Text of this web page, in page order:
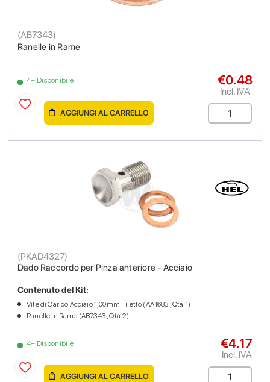
Ranelle in Rame
(AB7343)
4+ Disponibile €0.48
Incl. IVA
AGGIUNGI AL CARRELLO
Dado Raccordo per Pinza anteriore - Acciaio
(PKAD4327)
4+ Disponibile
Contenuto del Kit:
Vite di Carico Acciaio 1,00mm Filetto (AA1683 , Qtà 1)
Ranelle in Rame (AB7343 , Qtà 2)
€4.17
Incl. IVA
AGGIUNGI AL CARRELLO